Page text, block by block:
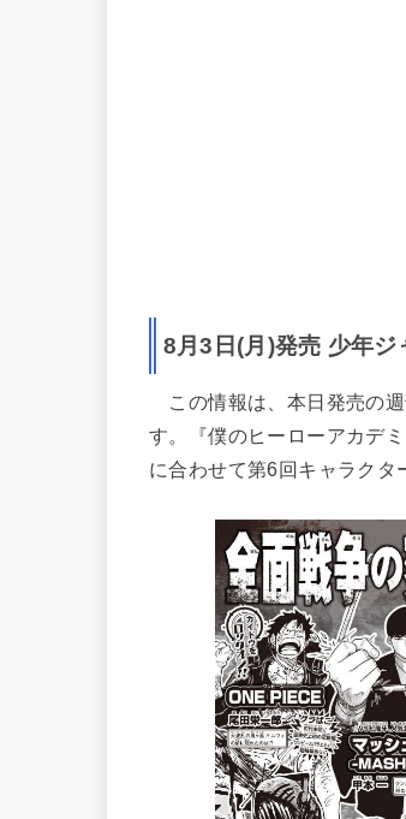
8月3日(月)発売 少年ジ
この情報は、本日発売の
す。『僕のヒーローアカデ
に合わせて第6回キャラクタ